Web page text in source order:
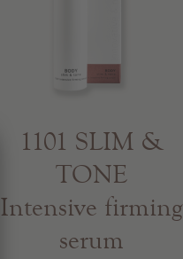
1101 SLIM &
TONE
Intensive firming
serum